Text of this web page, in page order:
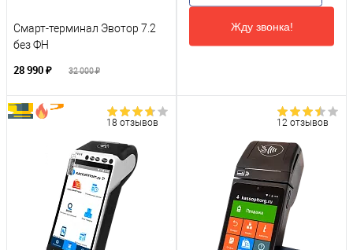
Смарт-терминал Эвотор 7.2
без ФН
28 990 ₽ 32 000 ₽
Жду звонка!
18 отзывов 12 отзывов